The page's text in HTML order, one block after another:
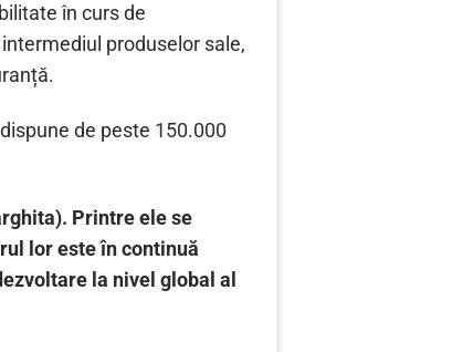
în curs de
produselor sale,
de peste 150.000
Printre ele se
lor este în continuă
la nivel global al